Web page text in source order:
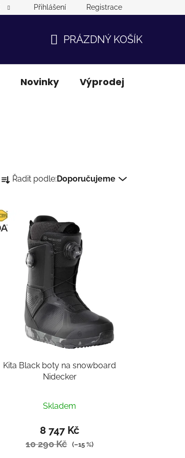
Přihlášení Registrace
KOŠÍK
PRÁZDNÝ KOŠÍK
Novinky Výprodej
a
e
n
í
Řadit podle:Doporučujeme
Kita Black boty na snowboard
Nidecker
Skladem
8 747 Kč
10 290 Kč (–15 %)